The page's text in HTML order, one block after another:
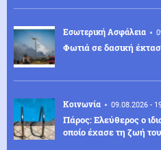
Εσωτερική Ασφάλεια
Φωτιά σε δασική
Κοινωνία 09.08.2026 -
Πάρος: Ελεύθερος ο
οποίο έχασε τη ζωή